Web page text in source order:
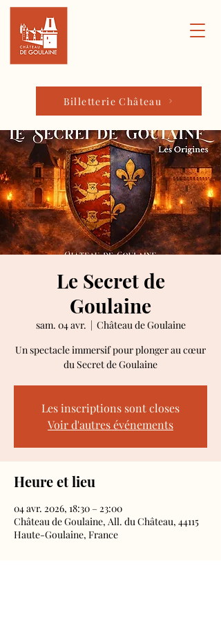
Billetterie Château
Le Secret de
Goulaine
sam. 04 avr.
  |
Château de Goulaine
Un spectacle immersif pour plonger au cœur
du Secret de Goulaine
Les inscriptions sont closes
Voir d'autres événements
Heure et lieu
04 avr. 2026, 18:30 – 23:00
Château de Goulaine, All. du Château, 44115
Haute-Goulaine, France